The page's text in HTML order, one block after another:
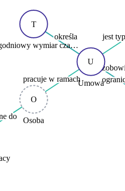
pracuje w ramach
jest
określa
do
O
Osoba
U
Umowa
T
wymiar cza…